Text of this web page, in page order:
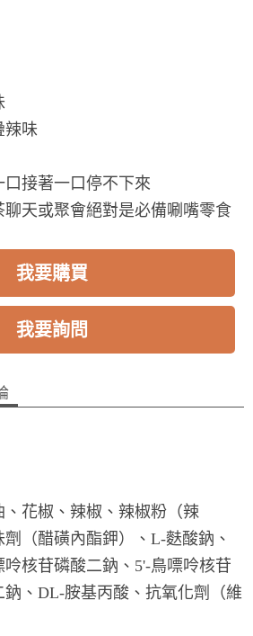
辣味
口接著一口停不下來
天或聚會絕對是必備唰嘴零食
我要購買
我要詢問
花椒、辣椒、辣椒粉（辣
（醋磺內酯鉀）、L-麩酸鈉、
核苷磷酸二鈉、5'-鳥嘌呤核苷
、DL-胺基丙酸、抗氧化劑（維